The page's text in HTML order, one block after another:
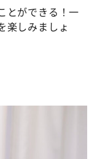
とができる！一
しみましょ